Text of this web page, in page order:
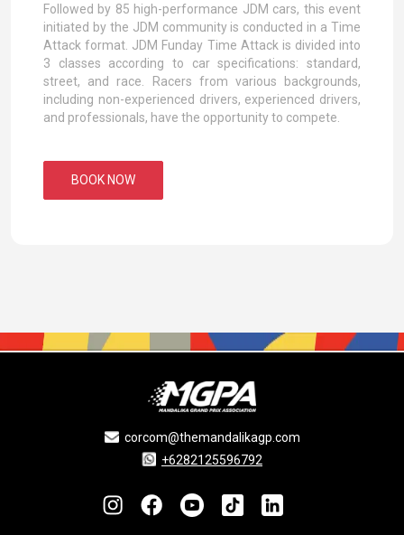
Followed by 85 high-performance JDM cars, this event
initiated by the JDM community is conducted in a Time
Attack format. JDM Funday Time Attack is divided into
3 classes according to car specifications: standard,
street, and race. Racers from various backgrounds,
including non-experienced drivers, experienced drivers,
and professionals, have the opportunity to compete.
BOOK NOW
corcom@themandalikagp.com
+6282125596792